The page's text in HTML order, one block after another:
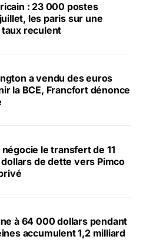
: 23 000 postes
les paris sur une
reculent
a vendu des euros
la BCE, Francfort dénonce
le transfert de 11
de dette vers Pimco
à 64 000 dollars pendant
accumulent 1,2 milliard